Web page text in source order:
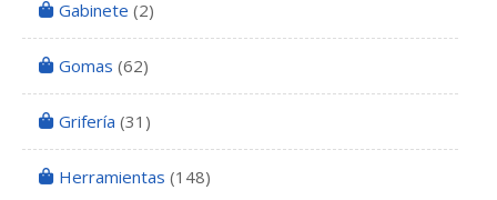
Gabinete (2)
Gomas (62)
Grifería (31)
Herramientas (148)